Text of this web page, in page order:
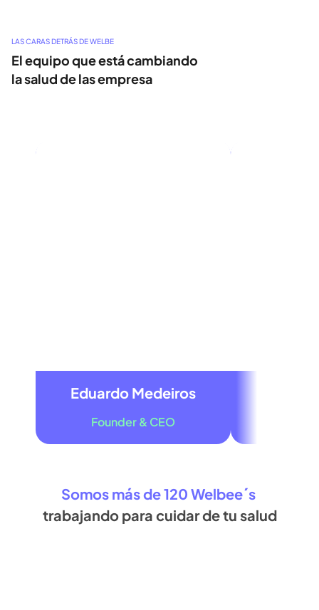
LAS CARAS DETRÁS DE WELBE
El equipo que está cambiando
la salud de las empresa
Founder & CEO
Eduardo Medeiros
Somos más de 120 Welbee´s
trabajando para cuidar de tu salud